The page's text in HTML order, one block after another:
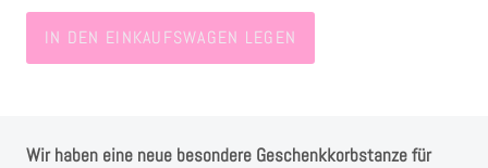
Instagram
IN DEN EINKAUFSWAGEN LEGEN
Wir haben eine neue besondere Geschenkkorbstanze für